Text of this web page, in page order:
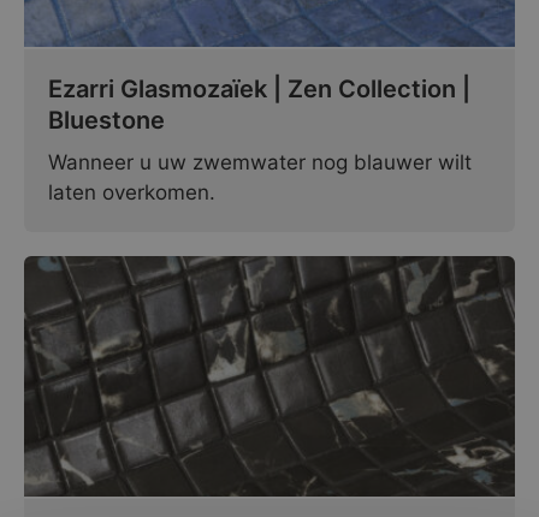
Ezarri Glasmozaïek | Zen Collection |
Bluestone
Wanneer u uw zwemwater nog blauwer wilt
laten overkomen.